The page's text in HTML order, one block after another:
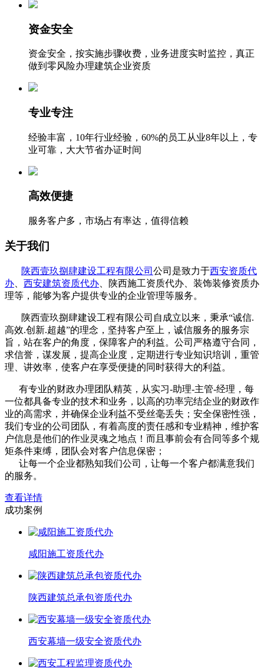
资金安全
资金安全，按实施步骤收费，业务进度实时监控，真正
做到零风险办理建筑企业资质
专业专注
经验丰富，10年行业经验，60%的员工从业8年以上，专
业可靠，大大节省办证时间
高效便捷
服务客户多，市场占有率达，值得信赖
关于我们
陕西壹玖捌肆建设工程有限公司 公司是致力于西安资质代
办
西安建筑资质代办 、陕西施工资质代办、装饰装修资质办
理等，能够为客户提供专业的企业管理等服务。
陕西壹玖捌肆建设工程有限公司自成立以来，秉承“诚信.
高效.创新.超越”的理念，坚持客户至上，诚信服务的服务宗
旨，站在客户的角度，保障客户的利益。公司严格遵守合同，
求信誉，谋发展，提高企业度，定期进行专业知识培训，重管
理、讲效率，使客户在享受便捷的同时获得大的利益。
有专业的财政办理团队精英，从实习-助理-主管-经理，每
一位都具备专业的技术和业务，以高的功率完结企业的财政作
业的高需求，并确保企业利益不受丝毫丢失；安全保密性强，
我们专业的公司团队，有着高度的责任感和专业精神，维护客
户信息是他们的作业灵魂之地点！而且事前会有合同等多个规
矩条件束缚，团队会对客户信息保密；
让每一个企业都熟知我们公司，让每一个客户都满意我们
的服务。
查看详情
成功案例
咸阳施工资质代办
陕西建筑总承包资质代办
西安幕墙一级安全资质代办